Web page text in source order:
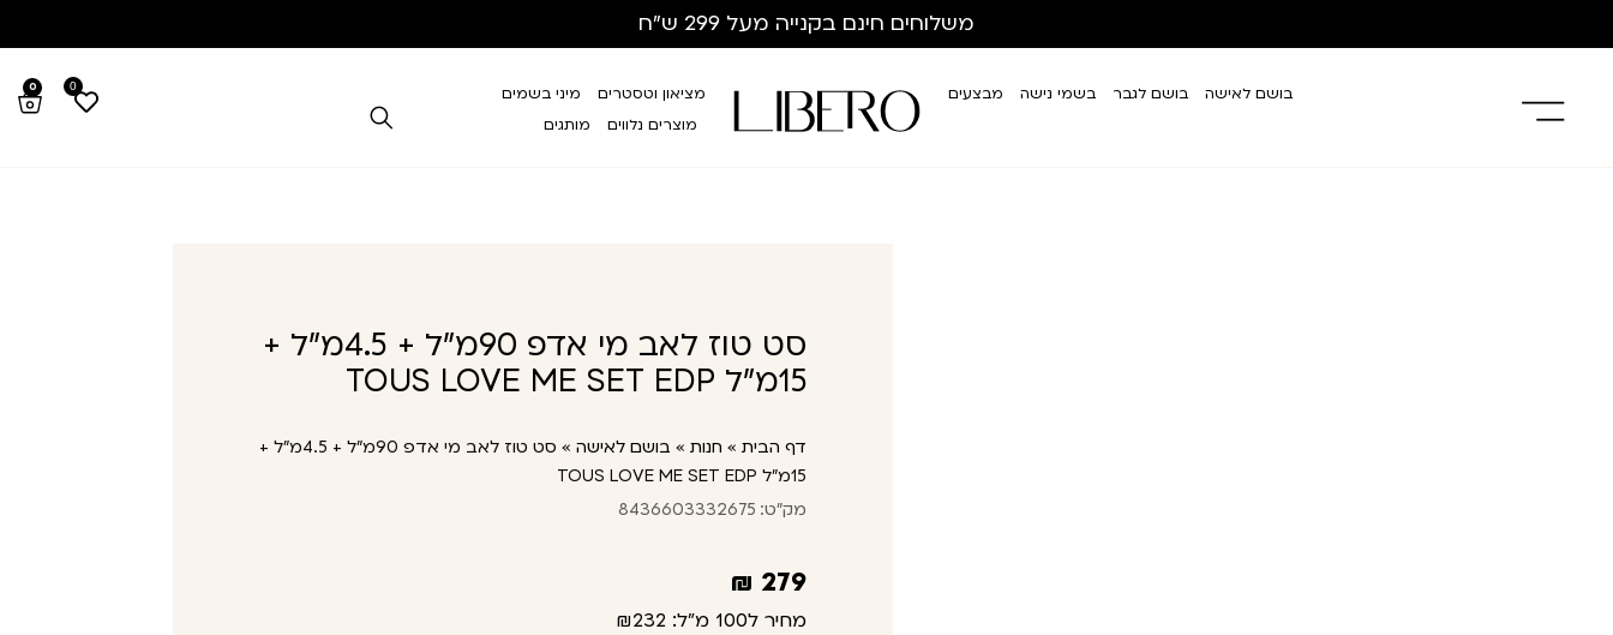
משלוחים חינם בקנייה מעל 299 ש”ח
בושם לאישה בושם לגבר בשמי נישה מבצעים מציאון וטסטרים
מיני בשמים
מוצרים נלווים
מותגים
0
0
סט טוז לאב מי אדפ 90מ"ל + 4.5מ"ל +
15מ"ל TOUS LOVE ME SET EDP
דף הבית » חנות » בושם לאישה »
סט טוז לאב מי אדפ 90מ”ל + 4.5מ”ל +
15מ”ל TOUS LOVE ME SET EDP
מק"ט: 8436603332675
279
₪
מחיר ל100 מ"ל: ₪232